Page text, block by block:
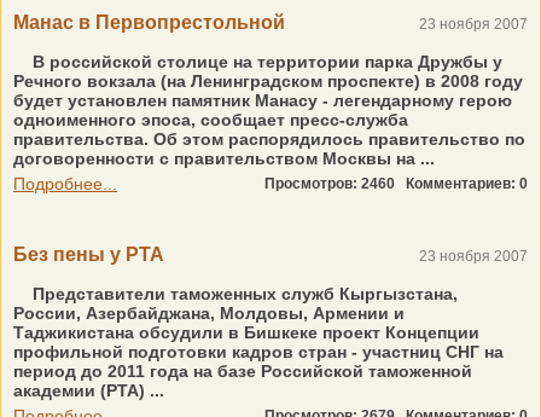
Манас в Первопрестольной 23 ноября 2007
В российской столице на территории парка Дружбы у
Речного вокзала (на Ленинградском проспекте) в 2008 году
будет установлен памятник Манасу - легендарному герою
одноименного эпоса, сообщает пресс-служба
правительства. Об этом распорядилось правительство по
договоренности с правительством Москвы на ...
Подробнее...
Просмотров: 2460 Комментариев: 0
Без пены у РТА 23 ноября 2007
Представители таможенных служб Кыргызстана,
России, Азербайджана, Молдовы, Армении и
Таджикистана обсудили в Бишкеке проект Концепции
профильной подготовки кадров стран - участниц СНГ на
период до 2011 года на базе Российской таможенной
академии (РТА) ...